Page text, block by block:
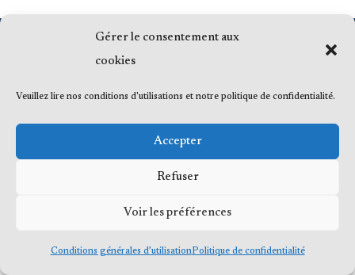
Gérer le consentement aux
cookies
Veuillez lire nos conditions d'utilisations et notre politique de confidentialité.
Accepter
Refuser
Voir les préférences
Conditions générales d’utilisationPolitique de confidentialité
© 2023 Me Frédéric Bérard, tous droits